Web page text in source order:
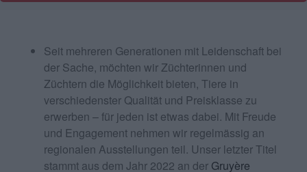
Seit mehreren Generationen mit Leidenschaft bei
der Sache, möchten wir Züchterinnen und
Züchtern die Möglichkeit bieten, Tiere in
verschiedenster Qualität und Preisklasse zu
erwerben – für jeden ist etwas dabei. Mit Freude
und Engagement nehmen wir regelmässig an
regionalen Ausstellungen teil. Unser letzter Titel
stammt aus dem Jahr 2022 an der Gruyère